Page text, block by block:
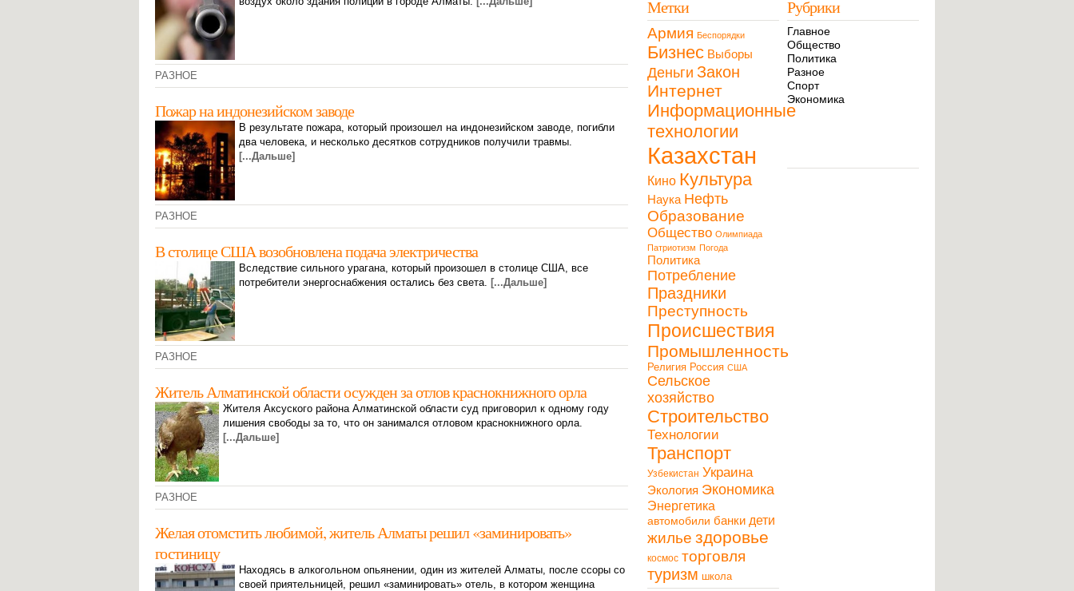
РАЗНОЕ
Пожар на индонезийском заводе
В результате пожара, который произошел на индонезийском заводе, погибли
два человека, и несколько десятков сотрудников получили травмы.
[...Дальше]
РАЗНОЕ
В столице США возобновлена подача электричества
Вследствие сильного урагана, который произошел в столице США, все
потребители энергоснабжения остались без света. [...Дальше]
РАЗНОЕ
Житель Алматинской области осужден за отлов краснокнижного орла
Жителя Аксуского района Алматинской области суд приговорил к одному году
лишения свободы за то, что он занимался отловом краснокнижного орла.
[...Дальше]
РАЗНОЕ
Желая отомстить любимой, житель Алматы решил «заминировать»
гостиницу
Находясь в алкогольном опьянении, один из жителей Алматы, после ссоры со
своей приятельницей, решил «заминировать» отель, в котором женщина
Метки
Армия Беспорядки
Бизнес Выборы
Деньги Закон
Интернет
Информационные
технологии
Казахстан
Кино Культура
Наука Нефть
Образование
Общество Олимпиада
Патриотизм Погода
Политика
Потребление
Праздники
Преступность
Происшествия
Промышленность
Религия Россия США
Сельское
хозяйство
Строительство
Технологии
Транспорт
Узбекистан Украина
Экология Экономика
Энергетика
автомобили банки дети
жилье здоровье
космос торговля
туризм школа
Рубрики
Главное
Общество
Политика
Разное
Спорт
Экономика